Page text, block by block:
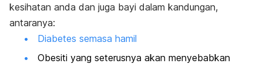
kesihatan anda dan juga bayi dalam kandungan,
antaranya:
Diabetes semasa hamil
Obesiti yang seterusnya akan menyebabkan